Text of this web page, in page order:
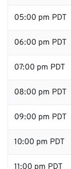
05:00 pm PDT
06:00 pm PDT
07:00 pm PDT
08:00 pm PDT
09:00 pm PDT
10:00 pm PDT
11:00 pm PDT